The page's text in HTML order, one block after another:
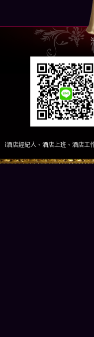
上班、酒店工作、酒店經紀